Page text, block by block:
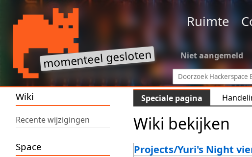
Ruimte
Niet aangemeld
Wiki
Recente wijzigingen
Space
Speciale pagina
Wiki bekijken
Projects/Yuri's Night